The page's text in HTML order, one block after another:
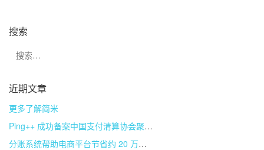
搜索
近期文章
更多了解简米
Ping++ 成功备案中国支付清算协会聚合支付技术服务机构
分账系统帮助电商平台节省约 20 万成本